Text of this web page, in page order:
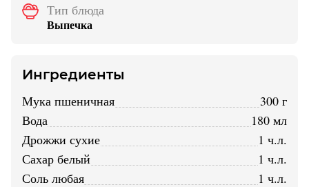
Тип блюда
Выпечка
Ингредиенты
мука пшеничная
300 г
вода
180 мл
дрожжи сухие
1 ч.л.
сахар белый
1 ч.л.
соль любая
1 ч.л.